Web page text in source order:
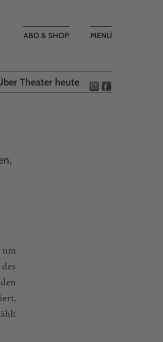
Toggle
MENÜ
ABO & SHOP
Theater heute